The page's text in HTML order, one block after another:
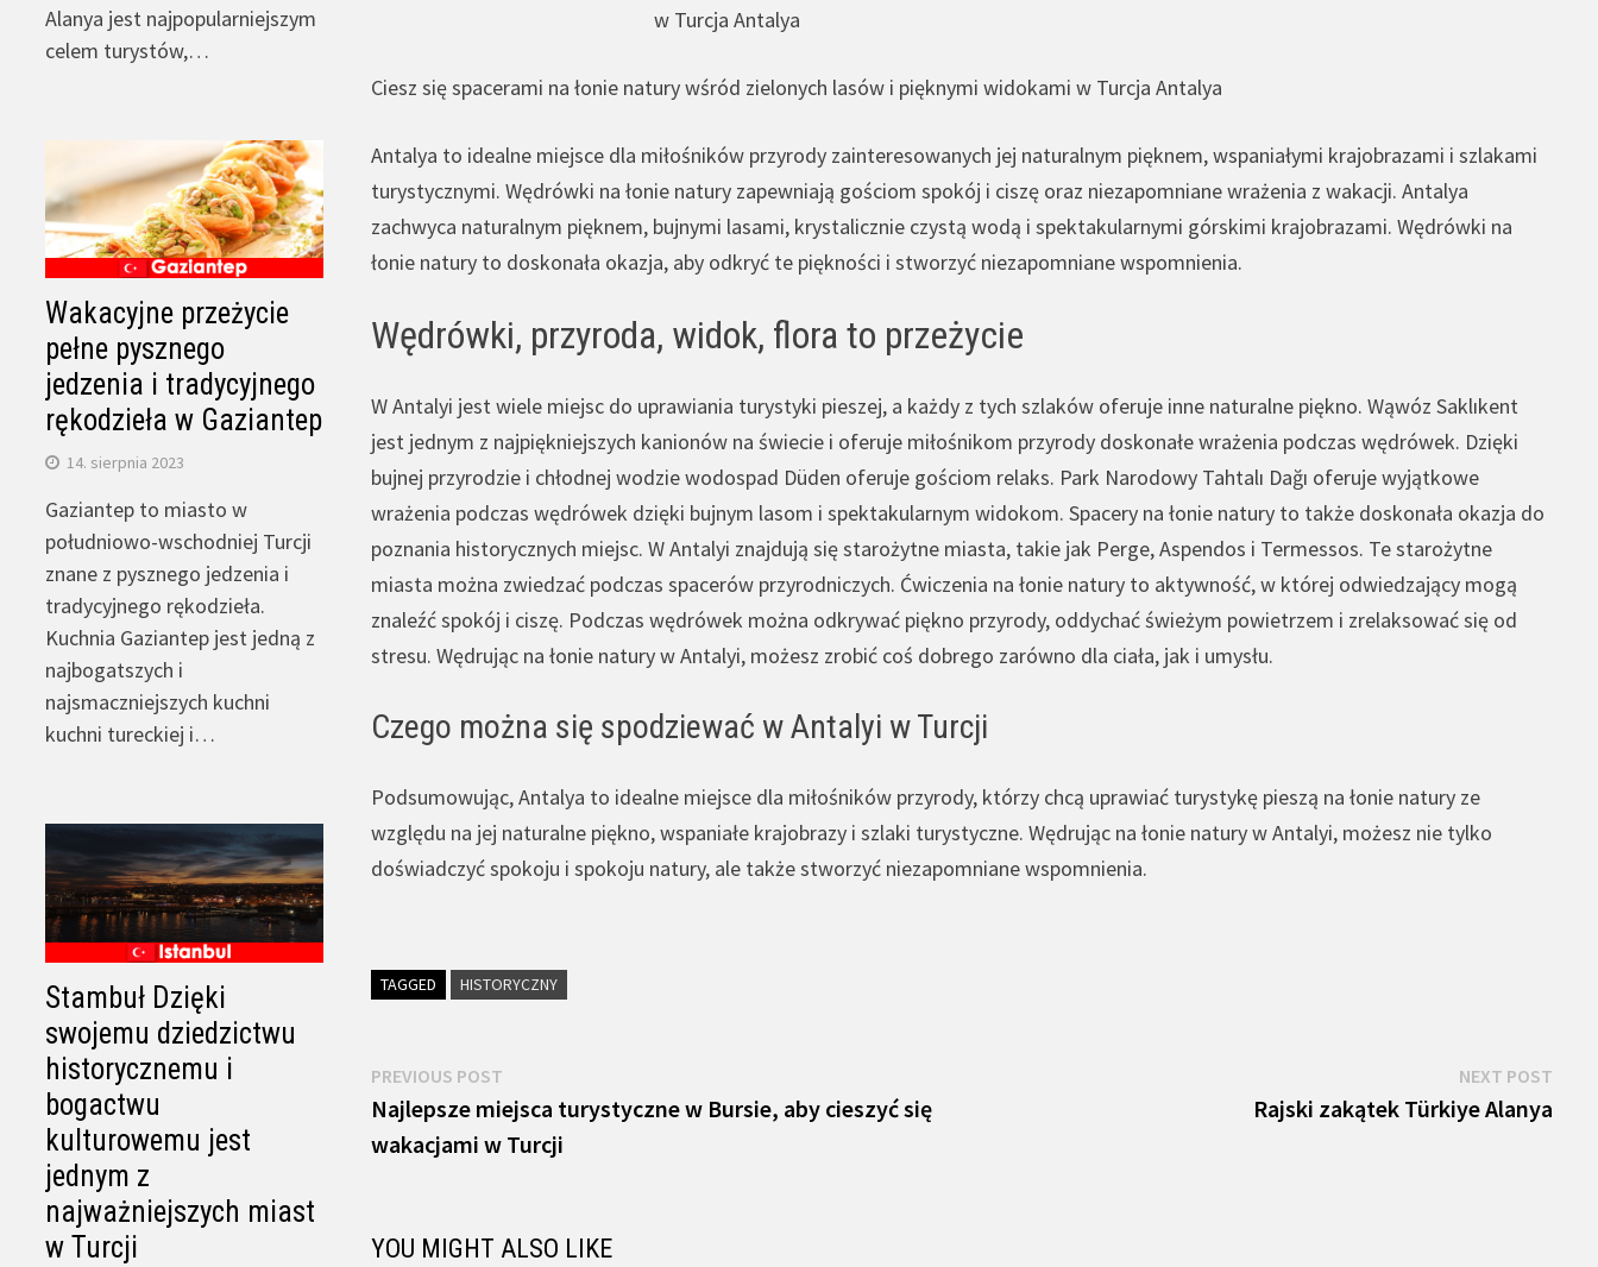
w Turcja Antalya
Ciesz się spacerami na łonie natury wśród zielonych lasów i pięknymi widokami w Turcja Antalya
Antalya to idealne miejsce dla miłośników przyrody zainteresowanych jej naturalnym pięknem, wspaniałymi krajobrazami i szlakami
turystycznymi. Wędrówki na łonie natury zapewniają gościom spokój i ciszę oraz niezapomniane wrażenia z wakacji. Antalya
zachwyca naturalnym pięknem, bujnymi lasami, krystalicznie czystą wodą i spektakularnymi górskimi krajobrazami. Wędrówki na
łonie natury to doskonała okazja, aby odkryć te piękności i stworzyć niezapomniane wspomnienia.
Wędrówki, przyroda, widok, flora to przeżycie
W Antalyi jest wiele miejsc do uprawiania turystyki pieszej, a każdy z tych szlaków oferuje inne naturalne piękno. Wąwóz Saklıkent
jest jednym z najpiękniejszych kanionów na świecie i oferuje miłośnikom przyrody doskonałe wrażenia podczas wędrówek. Dzięki
bujnej przyrodzie i chłodnej wodzie wodospad Düden oferuje gościom relaks. Park Narodowy Tahtalı Dağı oferuje wyjątkowe
wrażenia podczas wędrówek dzięki bujnym lasom i spektakularnym widokom. Spacery na łonie natury to także doskonała okazja do
poznania historycznych miejsc. W Antalyi znajdują się starożytne miasta, takie jak Perge, Aspendos i Termessos. Te starożytne
miasta można zwiedzać podczas spacerów przyrodniczych. Ćwiczenia na łonie natury to aktywność, w której odwiedzający mogą
znaleźć spokój i ciszę. Podczas wędrówek można odkrywać piękno przyrody, oddychać świeżym powietrzem i zrelaksować się od
stresu. Wędrując na łonie natury w Antalyi, możesz zrobić coś dobrego zarówno dla ciała, jak i umysłu.
Czego można się spodziewać w Antalyi w Turcji
Podsumowując, Antalya to idealne miejsce dla miłośników przyrody, którzy chcą uprawiać turystykę pieszą na łonie natury ze
względu na jej naturalne piękno, wspaniałe krajobrazy i szlaki turystyczne. Wędrując na łonie natury w Antalyi, możesz nie tylko
doświadczyć spokoju i spokoju natury, ale także stworzyć niezapomniane wspomnienia.
TAGGED HISTORYCZNY
Nawigacja
wpisu
PREVIOUS POSTPrevious
post:
Najlepsze miejsca turystyczne w Bursie, aby cieszyć się
wakacjami w Turcji
NEXT POSTNext
post:
Rajski zakątek Türkiye Alanya
YOU MIGHT ALSO LIKE
Alanya jest najpopularniejszym
celem turystów,…
Wakacyjne przeżycie
pełne pysznego
jedzenia i tradycyjnego
rękodzieła w Gaziantep
14. sierpnia 2023
Gaziantep to miasto w
południowo-wschodniej Turcji
znane z pysznego jedzenia i
tradycyjnego rękodzieła.
Kuchnia Gaziantep jest jedną z
najbogatszych i
najsmaczniejszych kuchni
kuchni tureckiej i…
Stambuł Dzięki
swojemu dziedzictwu
historycznemu i
bogactwu
kulturowemu jest
jednym z
najważniejszych miast
w Turcji